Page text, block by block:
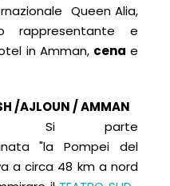
Queen Alia,
rappresentante e
in Amman, cena e
/AJLOUN / AMMAN
Si parte
"la Pompei del
a circa 48 km a nord